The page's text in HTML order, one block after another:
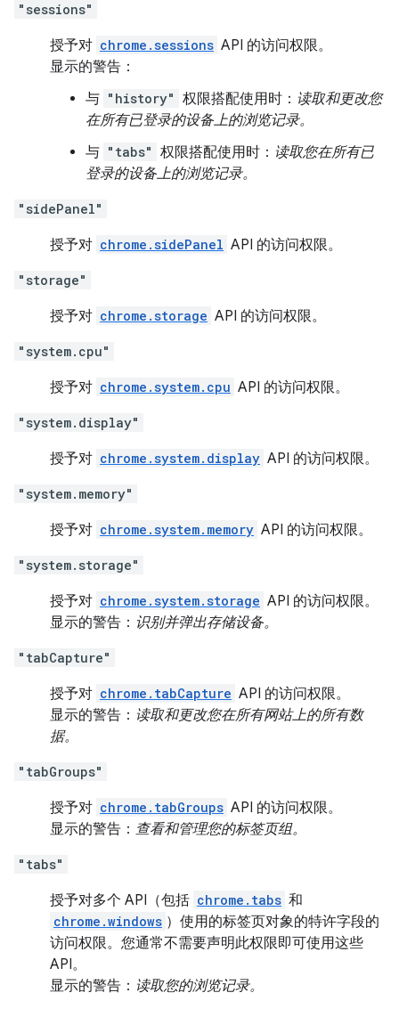
"sessions"
授予对 chrome.sessions API 的访问权限。
显示的警告：
与 "history" 权限搭配使用时： 读取和更改您
在所有已登录的设备上的浏览记录。
与 "tabs" 权限搭配使用时： 读取您在所有已
登录的设备上的浏览记录。
"sidePanel"
授予对 chrome.sidePanel API 的访问权限。
"storage"
授予对 chrome.storage API 的访问权限。
"system.cpu"
授予对 chrome.system.cpu API 的访问权限。
"system.display"
授予对 chrome.system.display API 的访问权限。
"system.memory"
授予对 chrome.system.memory API 的访问权限。
"system.storage"
授予对 chrome.system.storage API 的访问权限。
显示的警告： 识别并弹出存储设备。
"tabCapture"
授予对 chrome.tabCapture API 的访问权限。
显示的警告： 读取和更改您在所有网站上的所有数
据。
"tabGroups"
授予对 chrome.tabGroups API 的访问权限。
显示的警告： 查看和管理您的标签页组。
"tabs"
授予对多个 API（包括 chrome.tabs 和
chrome.windows ）使用的标签页对象的特许字段的
访问权限。您通常不需要声明此权限即可使用这些
API。
显示的警告： 读取您的浏览记录。